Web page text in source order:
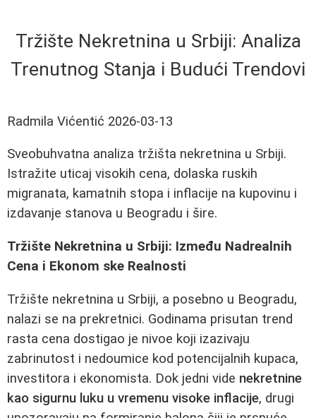
Tržište Nekretnina u Srbiji: Analiza
Trenutnog Stanja i Budući Trendovi
Radmila Vićentić 2026-03-13
Sveobuhvatna analiza tržišta nekretnina u Srbiji.
Istražite uticaj visokih cena, dolaska ruskih
migranata, kamatnih stopa i inflacije na kupovinu i
izdavanje stanova u Beogradu i šire.
Tržište Nekretnina u Srbiji: Između Nadrealnih
Cena i Ekonom ske Realnosti
Tržište nekretnina u Srbiji, a posebno u Beogradu,
nalazi se na prekretnici. Godinama prisutan trend
rasta cena dostigao je nivoe koji izazivaju
zabrinutost i nedoumice kod potencijalnih kupaca,
investitora i ekonomista. Dok jedni vide nekretnine
kao sigurnu luku u vremenu visoke inflacije, drugi